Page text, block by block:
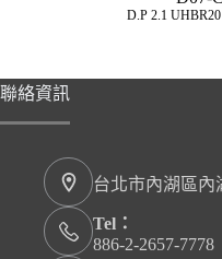
D.P 2.1
聯絡資訊
台北市內湖區內
Tel：
886-2-2657-7778